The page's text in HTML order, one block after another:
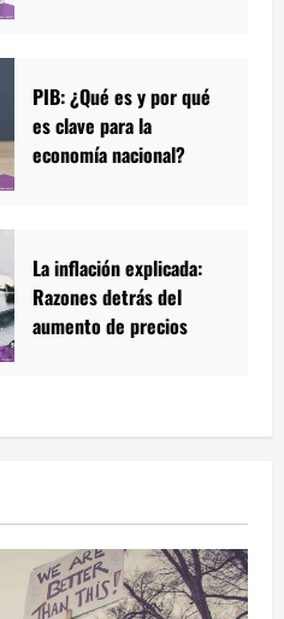
PIB: ¿Qué es y por qué
es clave para la
economía nacional?
La inflación explicada:
Razones detrás del
aumento de precios